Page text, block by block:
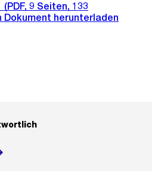
(PDF, 9 Seiten, 133
Dokument herunterladen